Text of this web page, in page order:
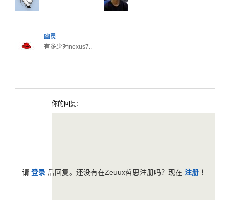
幽灵
有多少对nexus7..
你的回复：
请 登录 后回复。还没有在Zeuux哲思注册吗？现在 注册 ！